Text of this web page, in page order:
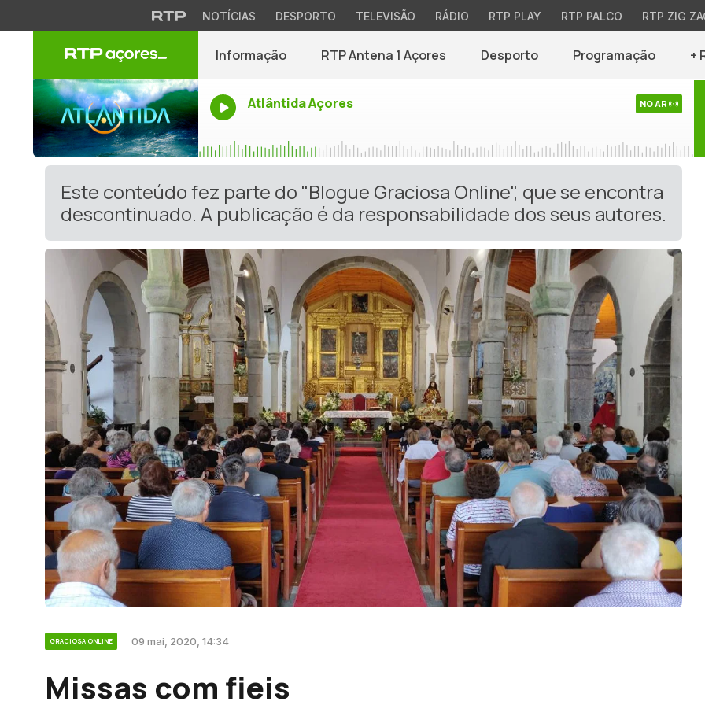
NOTÍCIAS DESPORTO TELEVISÃO RÁDIO RTP PLAY RTP PALCO RTP ZIG
Informação RTP Antena 1 Açores Desporto Programação +
Atlântida Açores NO AR
Este conteúdo fez parte do "Blogue Graciosa Online", que se encontra
descontinuado. A publicação é da responsabilidade dos seus autores.
GRACIOSA ONLINE 09 mai, 2020, 14:34
Missas com fieis